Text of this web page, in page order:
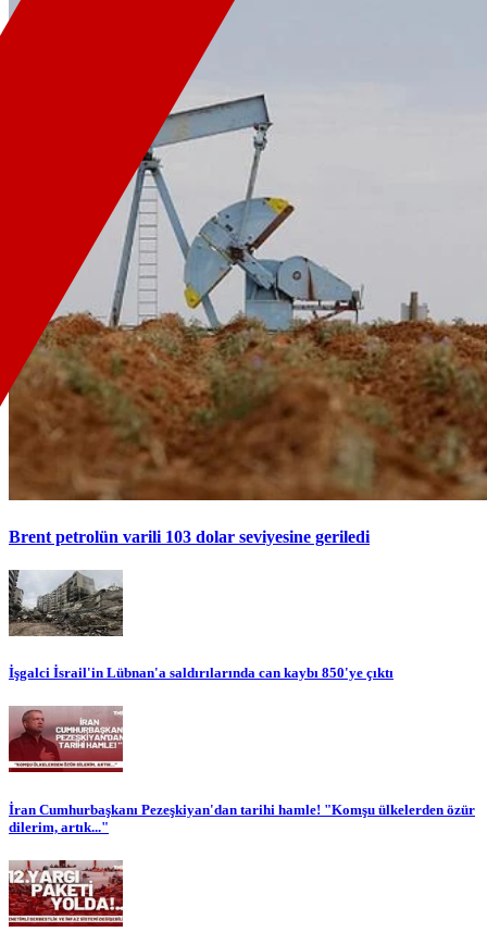
Brent petrolün varili 103 dolar seviyesine geriledi
İşgalci İsrail'in Lübnan'a saldırılarında can kaybı 850'ye çıktı
İran Cumhurbaşkanı Pezeşkiyan'dan tarihi hamle! "Komşu ülkelerden özür
dilerim, artık..."